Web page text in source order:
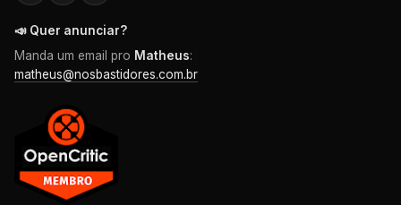
📣 Quer anunciar?
Manda um email pro Matheus:
matheus@nosbastidores.com.br